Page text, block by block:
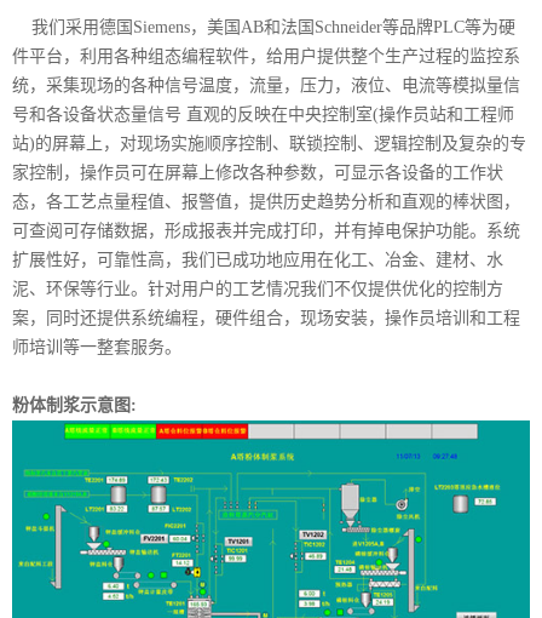
我们采用德国Siemens，美国AB和法国Schneider等品牌PLC等为硬
件平台，利用各种组态编程软件，给用户提供整个生产过程的监控系
统，采集现场的各种信号温度，流量，压力，液位、电流等模拟量信
号和各设备状态量信号 直观的反映在中央控制室(操作员站和工程师
站)的屏幕上，对现场实施顺序控制、联锁控制、逻辑控制及复杂的专
家控制，操作员可在屏幕上修改各种参数，可显示各设备的工作状
态，各工艺点量程值、报警值，提供历史趋势分析和直观的棒状图，
可查阅可存储数据，形成报表并完成打印，并有掉电保护功能。系统
扩展性好，可靠性高，我们已成功地应用在化工、冶金、建材、水
泥、环保等行业。针对用户的工艺情况我们不仅提供优化的控制方
案，同时还提供系统编程，硬件组合，现场安装，操作员培训和工程
师培训等一整套服务。
粉体制浆示意图: